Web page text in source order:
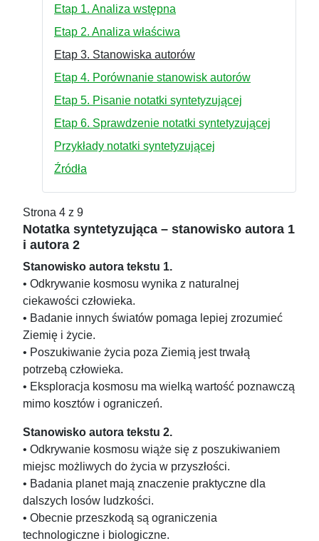
Etap 1. Analiza wstępna
Etap 2. Analiza właściwa
Etap 3. Stanowiska autorów
Etap 4. Porównanie stanowisk autorów
Etap 5. Pisanie notatki syntetyzującej
Etap 6. Sprawdzenie notatki syntetyzującej
Przykłady notatki syntetyzującej
Źródła
Strona 4 z 9
Notatka syntetyzująca – stanowisko autora 1
i autora 2
Stanowisko autora tekstu 1.
• Odkrywanie kosmosu wynika z naturalnej
ciekawości człowieka.
• Badanie innych światów pomaga lepiej zrozumieć
Ziemię i życie.
• Poszukiwanie życia poza Ziemią jest trwałą
potrzebą człowieka.
• Eksploracja kosmosu ma wielką wartość poznawczą
mimo kosztów i ograniczeń.
Stanowisko autora tekstu 2.
• Odkrywanie kosmosu wiąże się z poszukiwaniem
miejsc możliwych do życia w przyszłości.
• Badania planet mają znaczenie praktyczne dla
dalszych losów ludzkości.
• Obecnie przeszkodą są ograniczenia
technologiczne i biologiczne.